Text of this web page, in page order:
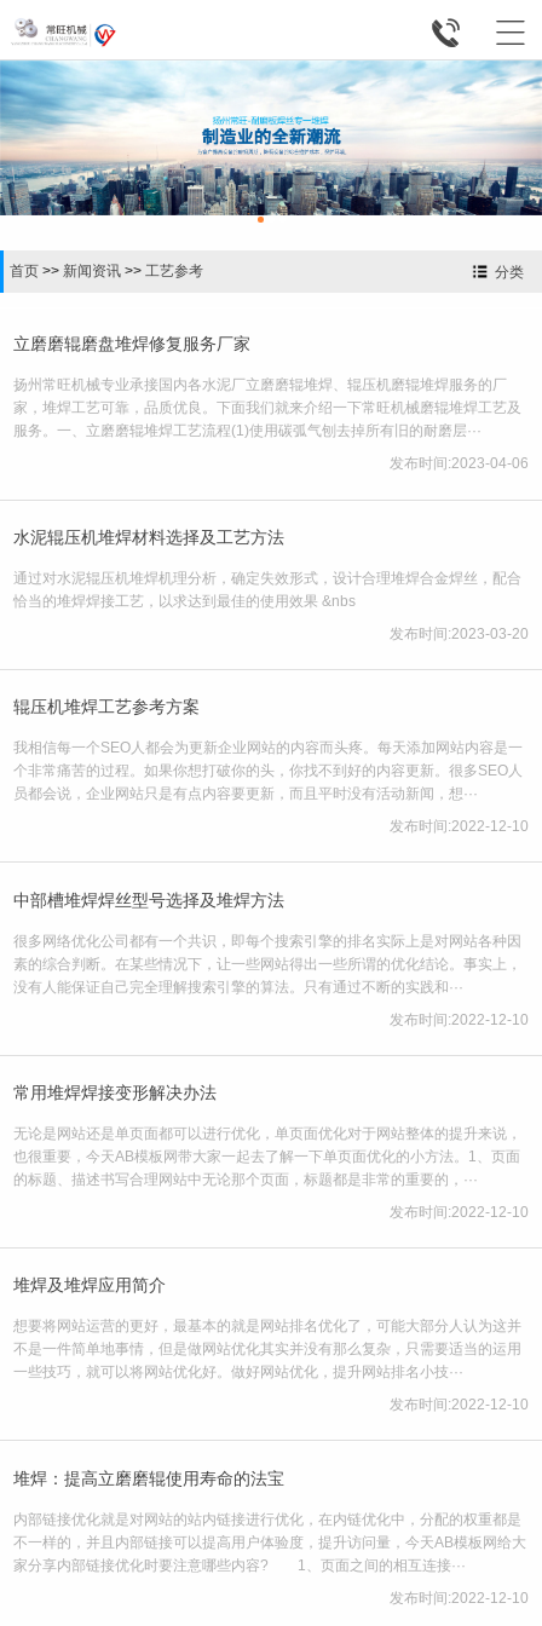


分类
首页 >> 新闻资讯 >> 工艺参考
立磨磨辊磨盘堆焊修复服务厂家
扬州常旺机械专业承接国内各水泥厂立磨磨辊堆焊、辊压机磨辊堆焊服务的厂
家，堆焊工艺可靠，品质优良。下面我们就来介绍一下常旺机械磨辊堆焊工艺及
服务。一、立磨磨辊堆焊工艺流程(1)使用碳弧气刨去掉所有旧的耐磨层···
发布时间:2023-04-06
水泥辊压机堆焊材料选择及工艺方法
通过对水泥辊压机堆焊机理分析，确定失效形式，设计合理堆焊合金焊丝，配合
恰当的堆焊焊接工艺，以求达到最佳的使用效果 &nbs
发布时间:2023-03-20
辊压机堆焊工艺参考方案
我相信每一个SEO人都会为更新企业网站的内容而头疼。每天添加网站内容是一
个非常痛苦的过程。如果你想打破你的头，你找不到好的内容更新。很多SEO人
员都会说，企业网站只是有点内容要更新，而且平时没有活动新闻，想···
发布时间:2022-12-10
中部槽堆焊焊丝型号选择及堆焊方法
很多网络优化公司都有一个共识，即每个搜索引擎的排名实际上是对网站各种因
素的综合判断。在某些情况下，让一些网站得出一些所谓的优化结论。事实上，
没有人能保证自己完全理解搜索引擎的算法。只有通过不断的实践和···
发布时间:2022-12-10
常用堆焊焊接变形解决办法
无论是网站还是单页面都可以进行优化，单页面优化对于网站整体的提升来说，
也很重要，今天AB模板网带大家一起去了解一下单页面优化的小方法。1、页面
的标题、描述书写合理网站中无论那个页面，标题都是非常的重要的，···
发布时间:2022-12-10
堆焊及堆焊应用简介
想要将网站运营的更好，最基本的就是网站排名优化了，可能大部分人认为这并
不是一件简单地事情，但是做网站优化其实并没有那么复杂，只需要适当的运用
一些技巧，就可以将网站优化好。做好网站优化，提升网站排名小技···
发布时间:2022-12-10
堆焊：提高立磨磨辊使用寿命的法宝
内部链接优化就是对网站的站内链接进行优化，在内链优化中，分配的权重都是
不一样的，并且内部链接可以提高用户体验度，提升访问量，今天AB模板网给大
家分享内部链接优化时要注意哪些内容? 1、页面之间的相互连接···
发布时间:2022-12-10